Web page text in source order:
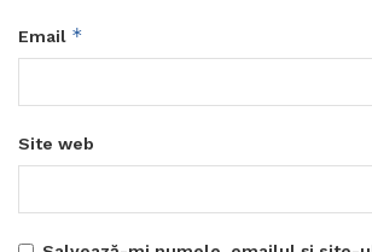
Email *
Site web